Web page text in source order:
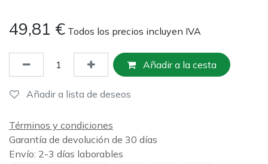
49,81 € Todos los precios incluyen IVA
Añadir a la cesta
Añadir a lista de deseos
Términos y condiciones
Garantía de devolución de 30 días
Envío: 2-3 días laborables